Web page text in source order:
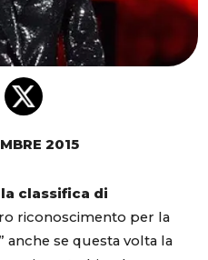
2015
classifica di
riconoscimento per la
” anche se questa volta la